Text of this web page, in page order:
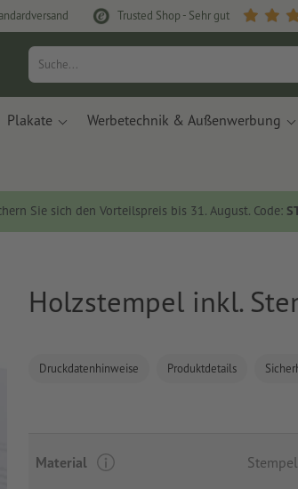
Trusted Shop - Sehr gut
Plakate Werbetechnik & Außenwerbung
Sie sich den Vorteilspreis bis 31. August. Code:
Holzstempel inkl.
Druckdatenhinweise Produktdetails
Material Stempel